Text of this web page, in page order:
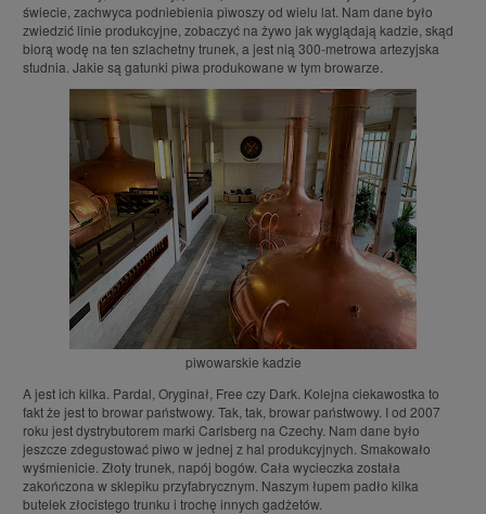
świecie, zachwyca podniebienia piwoszy od wielu lat. Nam dane było
zwiedzić linie produkcyjne, zobaczyć na żywo jak wyglądają kadzie, skąd
biorą wodę na ten szlachetny trunek, a jest nią 300-metrowa artezyjska
studnia. Jakie są gatunki piwa produkowane w tym browarze.
piwowarskie kadzie
A jest ich kilka. Pardal, Oryginał, Free czy Dark. Kolejna ciekawostka to
fakt że jest to browar państwowy. Tak, tak, browar państwowy. I od 2007
roku jest dystrybutorem marki Carlsberg na Czechy. Nam dane było
jeszcze zdegustować piwo w jednej z hal produkcyjnych. Smakowało
wyśmienicie. Złoty trunek, napój bogów. Cała wycieczka została
zakończona w sklepiku przyfabrycznym. Naszym łupem padło kilka
butelek złocistego trunku i trochę innych gadżetów.